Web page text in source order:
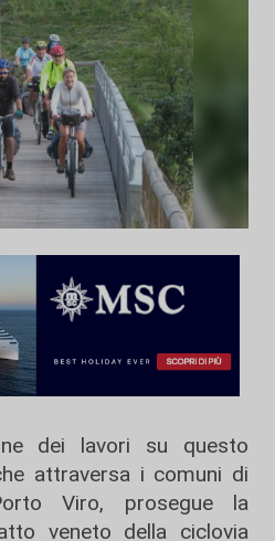
dei lavori su questo
attraversa i comuni di
Viro, prosegue la
veneto della ciclovia